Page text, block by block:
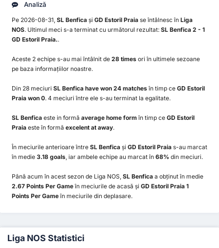
Analiză
Pe 2026-08-31, SL Benfica și GD Estoril Praia se întâlnesc în Liga
NOS. Ultimul meci s-a terminat cu următorul rezultat: SL Benfica 2 - 1
GD Estoril Praia..
Aceste 2 echipe s-au mai întâlnit de 28 times ori în ultimele sezoane
pe baza informațiilor noastre.
Din 28 meciuri SL Benfica have won 24 matchesîn timp ce GD Estoril
Praia won 0. 4 meciuri între ele s-au terminat la egalitate.
SL Benfica este in formă average home formîn timp ce GD Estoril
Praia este în formă excelent at away.
În meciurile anterioare între SL Benfica și GD Estoril Praia s-au marcat
în medie 3.18 goals, iar ambele echipe au marcat în 68% din meciuri.
Până acum în acest sezon de Liga NOS, SL Benfica a obținut în medie
2.67 Points Per Gameîn meciurile de acasă și GD Estoril Praia 1
Points Per Gameîn meciurile din deplasare.
Liga NOS Statistici